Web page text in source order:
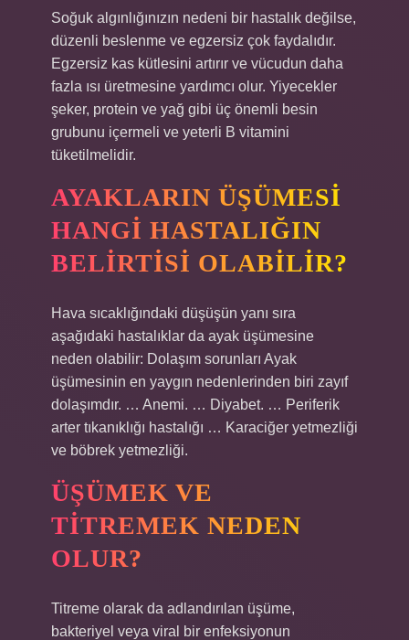
Soğuk algınlığınızın nedeni bir hastalık değilse,
düzenli beslenme ve egzersiz çok faydalıdır.
Egzersiz kas kütlesini artırır ve vücudun daha
fazla ısı üretmesine yardımcı olur. Yiyecekler
şeker, protein ve yağ gibi üç önemli besin
grubunu içermeli ve yeterli B vitamini
tüketilmelidir.
AYAKLARIN ÜŞÜMESI
HANGI HASTALIĞIN
BELIRTISI OLABILIR?
Hava sıcaklığındaki düşüşün yanı sıra
aşağıdaki hastalıklar da ayak üşümesine
neden olabilir: Dolaşım sorunları Ayak
üşümesinin en yaygın nedenlerinden biri zayıf
dolaşımdır. … Anemi. … Diyabet. … Periferik
arter tıkanıklığı hastalığı … Karaciğer yetmezliği
ve böbrek yetmezliği.
ÜŞÜMEK VE
TITREMEK NEDEN
OLUR?
Titreme olarak da adlandırılan üşüme,
bakteriyel veya viral bir enfeksiyonun